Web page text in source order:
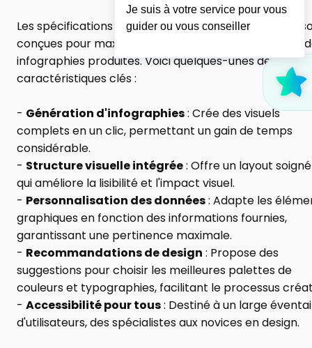
Les spécifications techniques d'Infographie Creator
conçues pour maximiser l'efficacité et la pertinence
infographies produites. Voici quelques-unes de ses
caractéristiques clés :
- Génération d'infographies : Crée des visuels
complets en un clic, permettant un gain de temps
considérable.
- Structure visuelle intégrée : Offre un layout soigné
qui améliore la lisibilité et l'impact visuel.
- Personnalisation des données : Adapte les
graphiques en fonction des informations fournies,
garantissant une pertinence maximale.
- Recommandations de design : Propose des
suggestions pour choisir les meilleures palettes de
couleurs et typographies, facilitant le processus
- Accessibilité pour tous : Destiné à un large
d'utilisateurs, des spécialistes aux novices en design.
Je suis à votre service pour vous
guider ou vous conseiller